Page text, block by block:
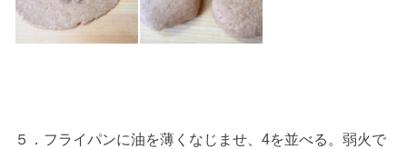
５．フライパンに油を薄くなじませ、4を並べる。弱火で